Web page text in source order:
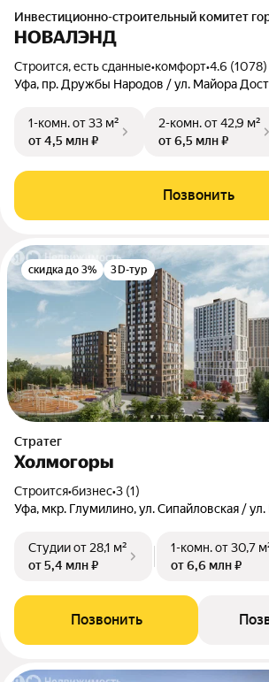
Инвестиционно-строительный комитет
НОВАЛЭНД
Строится, есть сданные•комфорт•4.6 (1078)
Уфа, пр. Дружбы Народов / ул. Майора
1-комн.от 33 м²
от 4,5 млн ₽
2-комн.от 42,9 м²
от 6,5 млн ₽
Позвонить
скидка до 3% 3D-тур
Стратег
Холмогоры
Строится•бизнес•3 (1)
Уфа, мкр. Глумилино, ул. Сипайловская /
Студииот 28,1 м²
от 5,4 млн ₽
1-комн.от 30,7
от 6,6 млн ₽
Позвонить